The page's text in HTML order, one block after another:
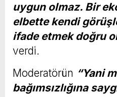
uygun olmaz. Bir
elbette kendi
ifade etmek doğru
verdi.
Moderatörün “Yani
bağımsızlığına